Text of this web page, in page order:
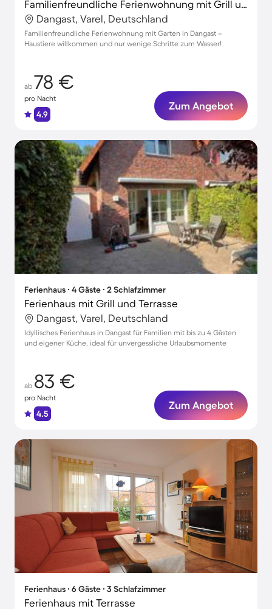
Familienfreundliche Ferienwohnung mit Grill und Garten | Haustierfreundlich
Dangast, Varel, Deutschland
Familienfreundliche Ferienwohnung mit Garten in Dangast –
Haustiere willkommen und nur wenige Schritte zum Wasser!
ab 78 €
pro Nacht
4.9
Zum Angebot
Ferienhaus ∙ 4 Gäste ∙ 2 Schlafzimmer
Ferienhaus mit Grill und Terrasse
Dangast, Varel, Deutschland
Idyllisches Ferienhaus in Dangast für Familien mit bis zu 4 Gästen
und eigener Küche, ideal für unvergessliche Urlaubsmomente
ab 83 €
pro Nacht
4.5
Zum Angebot
Ferienhaus ∙ 6 Gäste ∙ 3 Schlafzimmer
Ferienhaus mit Terrasse